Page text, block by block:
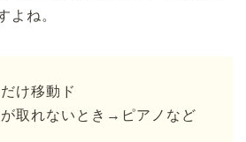
よね。
け移動ド
取れないとき→ピアノなど